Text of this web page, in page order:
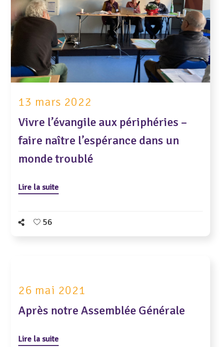
13 mars 2022
Vivre l’évangile aux périphéries –
faire naître l’espérance dans un
monde troublé
Lire la suite
56
26 mai 2021
Après notre Assemblée Générale
Lire la suite